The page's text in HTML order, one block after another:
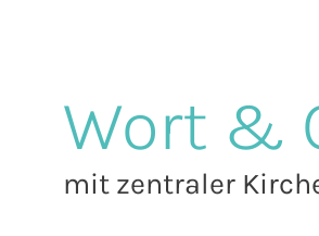
Wort &
mit zentraler